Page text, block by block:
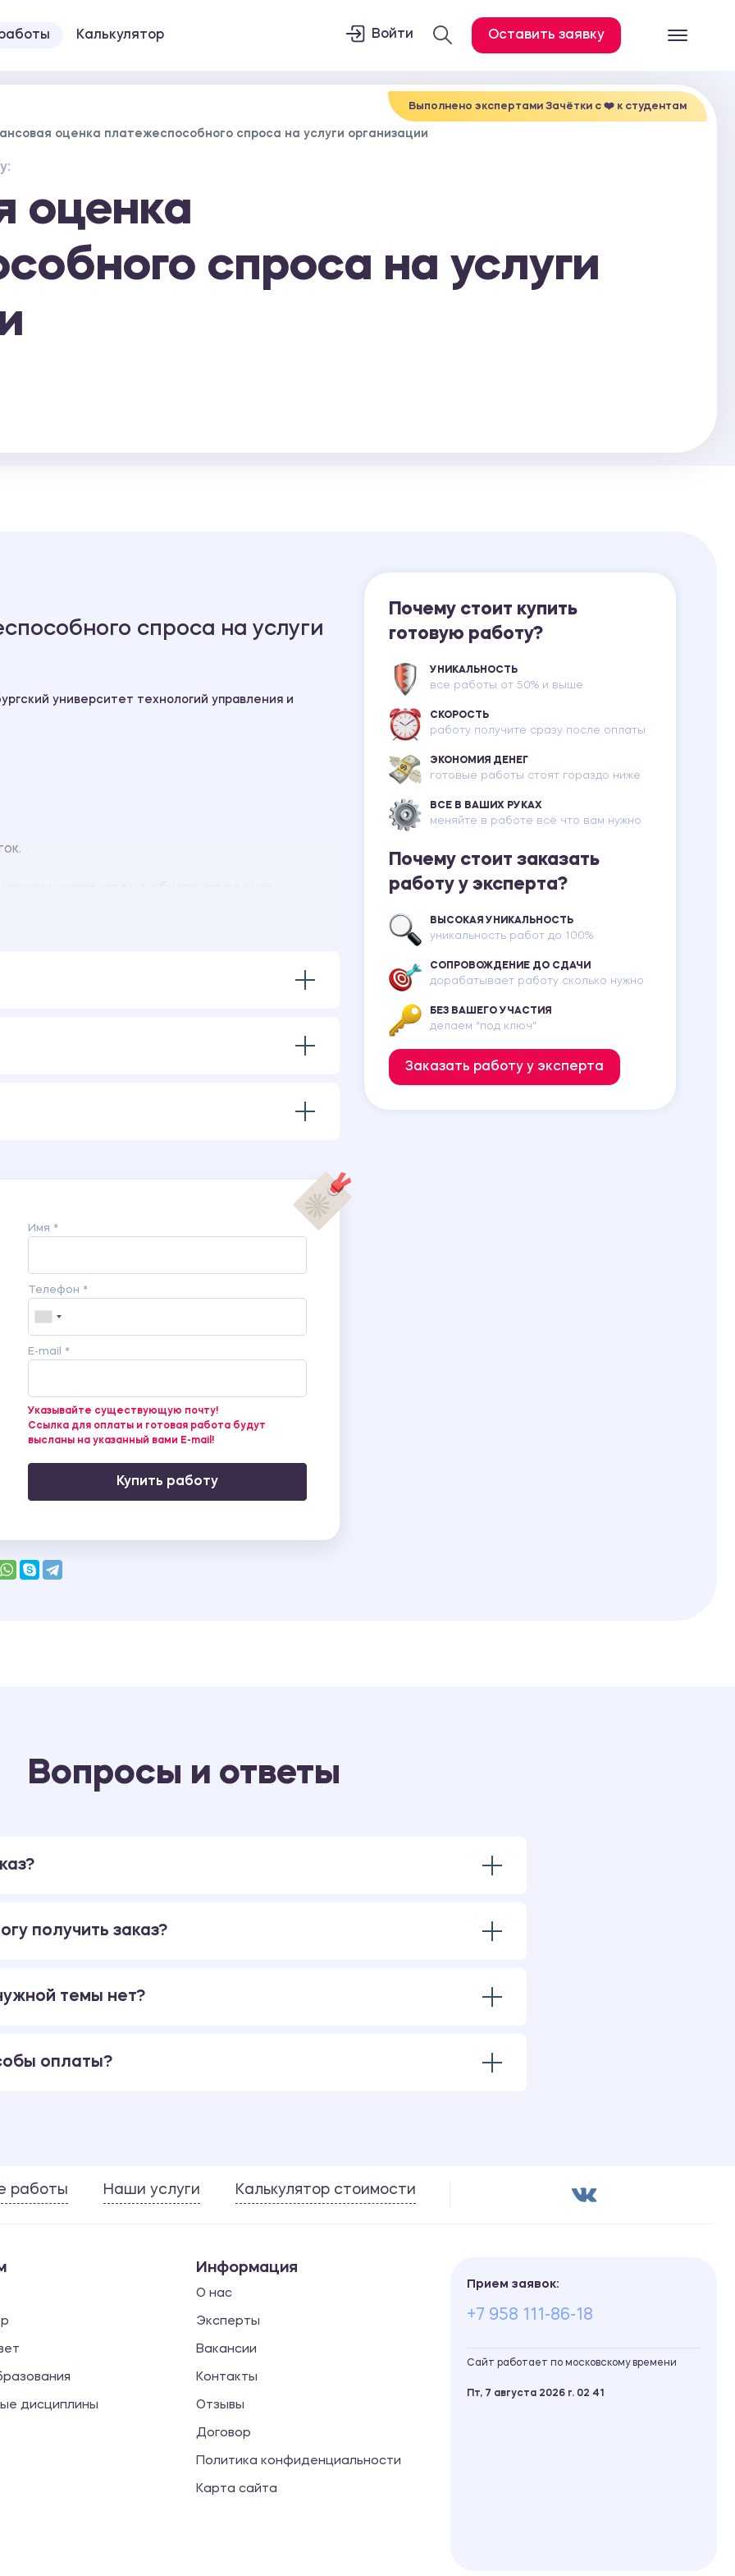
Все услуги
Отчет по практике
Калькулятор Войти Оставить заявку
Выполнено экспертами Зачётки c ❤️ к студентам
оценка платежеспособного спроса на услуги организации
оценка
спроса на услуги
спроса на услуги
университет технологий управления и
за 2020 год
Имя *
Телефон *
E-mail *
Указывайте существующую почту!
Ссылка для оплаты и готовая работа будут
высланы на указанный вами E-mail!
Купить работу
Почему стоит купить
готовую работу?
УНИКАЛЬНОСТЬ
все работы от 50% и выше
СКОРОСТЬ
работу получите сразу после оплаты
ЭКОНОМИЯ ДЕНЕГ
готовые работы стоят гораздо ниже
ВСЕ В ВАШИХ РУКАХ
меняйте в работе всё что вам нужно
Почему стоит заказать
работу у эксперта?
ВЫСОКАЯ УНИКАЛЬНОСТЬ
уникальность работ до 100%
СОПРОВОЖДЕНИЕ ДО СДАЧИ
дорабатывает работу сколько нужно
БЕЗ ВАШЕГО УЧАСТИЯ
делаем "под ключ"
Заказать работу у эксперта
Вопросы и ответы
получить заказ?
темы нет?
оплаты?
работы Наши услуги Калькулятор стоимости
дисциплины
Информация
О нас
Эксперты
Вакансии
Контакты
Отзывы
Договор
Политика конфиденциальности
Карта сайта
Прием заявок:
+7 958 111-86-18
Сайт работает по московскому времени
Пт, 7 августа 2026 г. 02 41